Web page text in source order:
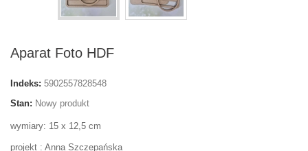
Aparat Foto HDF
Indeks: 5902557828548
Stan: Nowy produkt
wymiary: 15 x 12,5 cm
projekt : Anna Szczepańska